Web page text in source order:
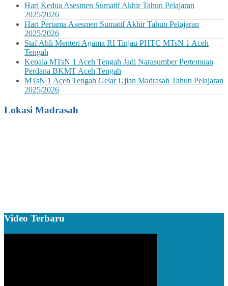
Hari Kedua Asesmen Sumatif Akhir Tahun Pelajaran
2025/2026
Hari Pertama Asesmen Sumatif Akhir Tahun Pelajaran
2025/2026
Staf Ahli Menteri Agama RI Tinjau PHTC MTsN 1 Aceh
Tengah
Kepala MTsN 1 Aceh Tengah Jadi Narasumber Pertemuan
Perdana BKMT Aceh Tengah
MTsN 1 Aceh Tengah Gelar Ujian Madrasah Tahun Pelajaran
2025/2026
Lokasi Madrasah
Video Terbaru